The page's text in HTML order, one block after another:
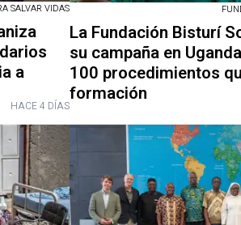
SALVAR VIDAS
a
HACE 4 DÍAS
La Fundación Bisturí
su campaña en
100 procedimientos
formación